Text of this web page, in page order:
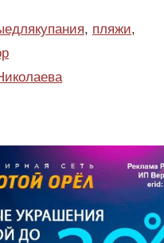
, пляжи,